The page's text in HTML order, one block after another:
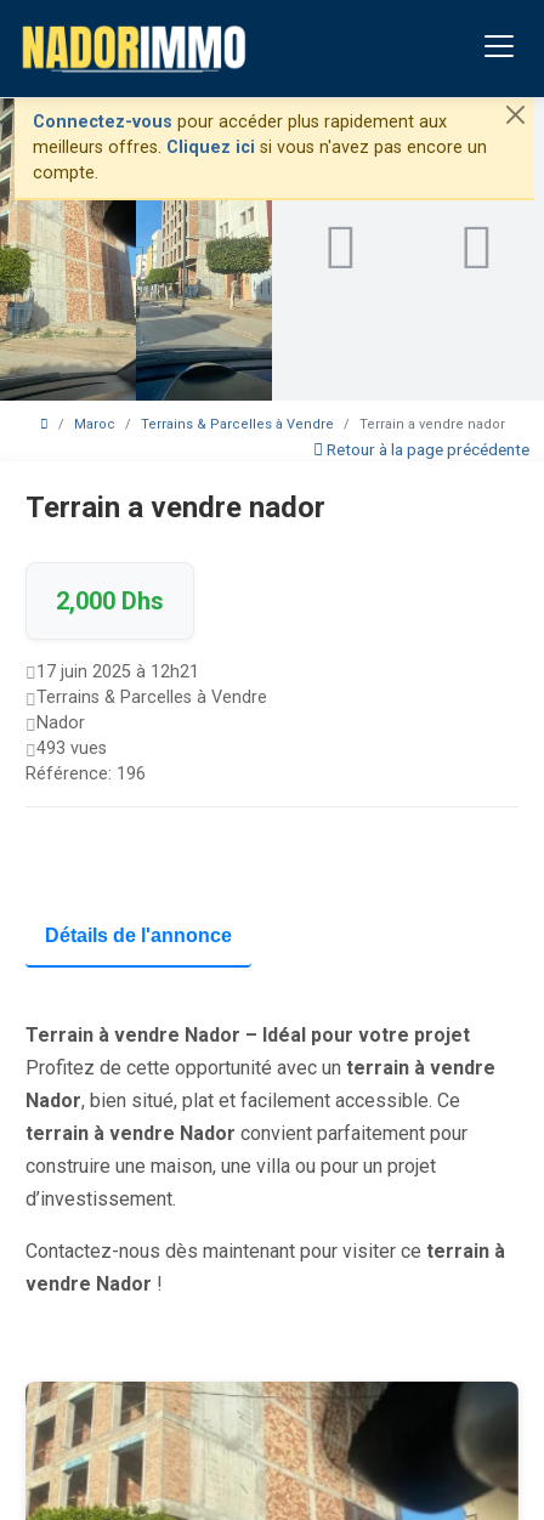
Connectez-vous pour accéder plus rapidement aux
meilleurs offres. Cliquez ici si vous n'avez pas encore un
compte.
Maroc Terrains & Parcelles à Vendre Terrain a vendre nador
Retour à la page précédente
Terrain a vendre nador
2,000 Dhs
17 juin 2025 à 12h21
Terrains & Parcelles à Vendre
Nador
493 vues
Référence: 196
Détails de l'annonce
Terrain à vendre Nador – Idéal pour votre projet
Profitez de cette opportunité avec un terrain à vendre
Nador, bien situé, plat et facilement accessible. Ce
terrain à vendre Nador convient parfaitement pour
construire une maison, une villa ou pour un projet
d’investissement.
Contactez-nous dès maintenant pour visiter ce terrain à
vendre Nador !